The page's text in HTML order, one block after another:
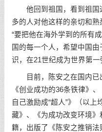
他回到祖国，看到祖国
多的人对他这样的亲切和
“要把他在海外学到的所有
国的每一个人，希望中国
识，在21世纪成为世界第一
目前，陈安之在国内已
《创业成功的36条铁律》
自己激励成“超人”》（以
藏》、《为成功改变环境
籍，出版了《陈安之推销法